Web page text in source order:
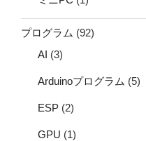
プログラム (92)
AI (3)
Arduinoプログラム (5)
ESP (2)
GPU (1)